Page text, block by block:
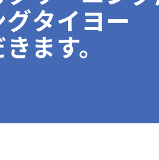
タイヨ
ます。